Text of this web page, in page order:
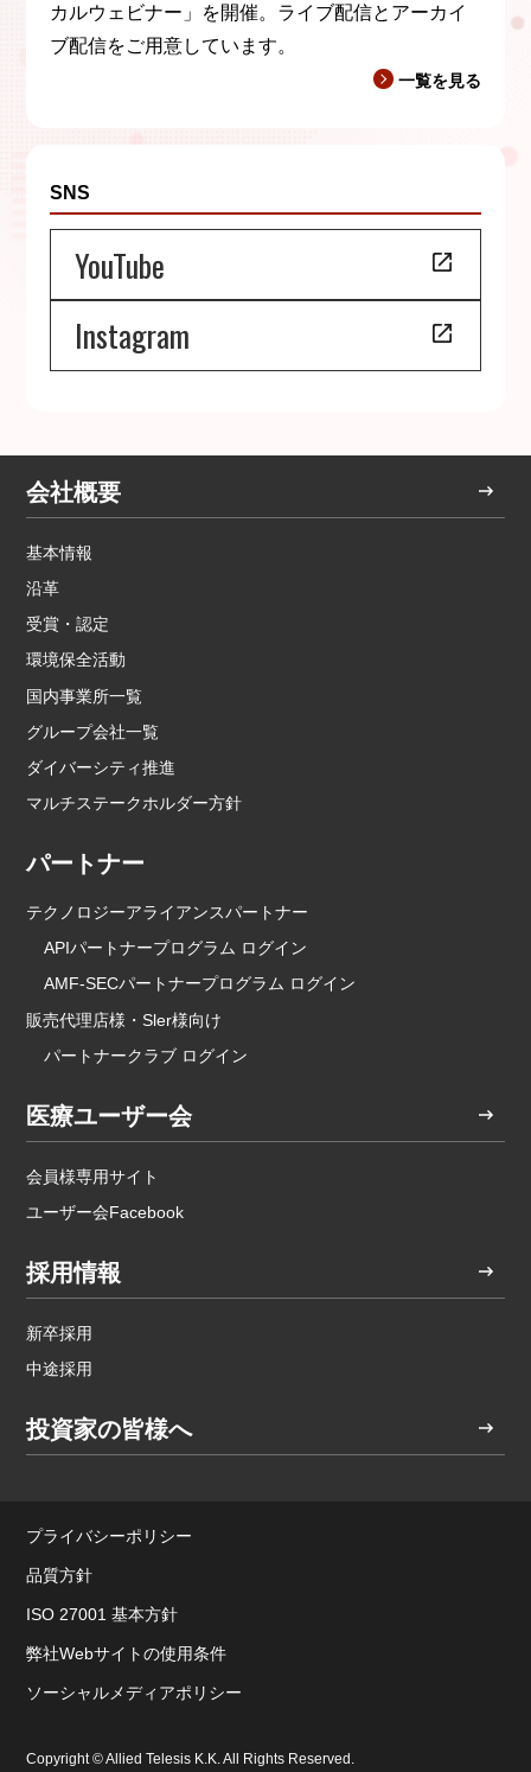
カルウェビナー」を開催。ライブ配信とアーカイ
ブ配信をご用意しています。
一覧を見る
SNS
YouTube
Instagram
会社概要
基本情報
沿革
受賞・認定
環境保全活動
国内事業所一覧
グループ会社一覧
ダイバーシティ推進
マルチステークホルダー方針
パートナー
テクノロジーアライアンスパートナー
APIパートナープログラム ログイン
AMF-SECパートナープログラム ログイン
販売代理店様・Sler様向け
パートナークラブ ログイン
医療ユーザー会
会員様専用サイト
ユーザー会Facebook
採用情報
新卒採用
中途採用
投資家の皆様へ
プライバシーポリシー
品質方針
ISO 27001 基本方針
弊社Webサイトの使用条件
ソーシャルメディアポリシー
Copyright © Allied Telesis K.K. All Rights Reserved.